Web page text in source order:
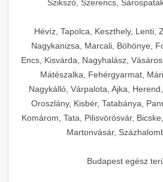
Szikszó, Szerencs,
Hévíz, Tapolca, Keszthely, Lenti,
Nagykanizsa, Marcali, Böhönye,
Encs, Kisvárda, Nagyhalász,
Mátészalka, Fehérgyarmat,
Nagykálló, Várpalota, Ajka,
Oroszlány, Kisbér, Tatabánya,
Komárom, Tata, Pilisvörösvár,
Martonvásár,
Budapest egész